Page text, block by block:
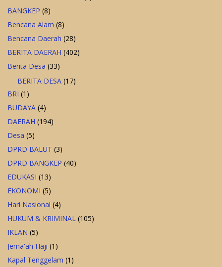
BANGKEP (8)
Bencana Alam (8)
Bencana Daerah (28)
BERITA DAERAH (402)
Berita Desa (33)
BERITA DESA (17)
BRI (1)
BUDAYA (4)
DAERAH (194)
Desa (5)
DPRD BALUT (3)
DPRD BANGKEP (40)
EDUKASI (13)
EKONOMI (5)
Hari Nasional (4)
HUKUM & KRIMINAL (105)
IKLAN (5)
Jema'ah Haji (1)
Kapal Tenggelam (1)